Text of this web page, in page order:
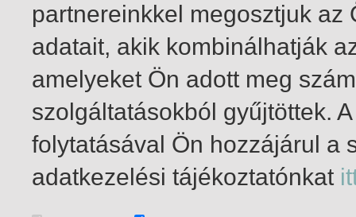
1-2 / insgesamt 2 Treffer
partnereinkkel megosztjuk
adatait, akik kombinálhatják
amelyeket Ön adott meg
szolgáltatásokból gyűjtöttek.
folytatásával Ön hozzájárul a
adatkezelési tájékoztatónkat